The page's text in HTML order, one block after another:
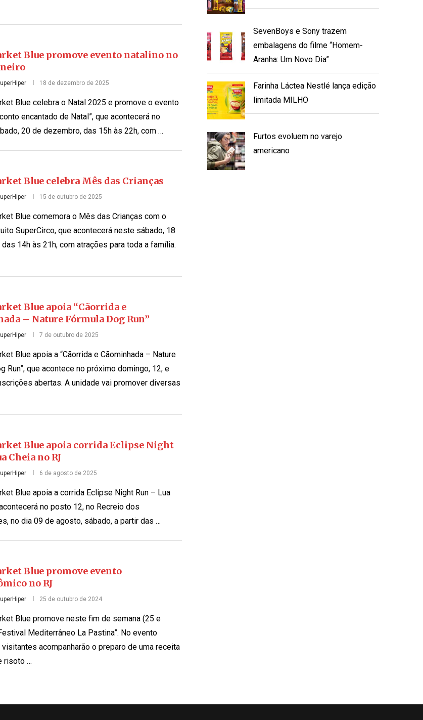
Blue promove evento natalino no
18 de dezembro de 2025
Blue celebra o Natal 2025 e promove o evento
encantado de Natal”, que acontecerá no
20 de dezembro, das 15h às 22h, com …
Blue celebra Mês das Crianças
15 de outubro de 2025
Blue comemora o Mês das Crianças com o
SuperCirco, que acontecerá neste sábado, 18
14h às 21h, com atrações para toda a família.
Blue apoia “Cãorrida e
– Nature Fórmula Dog Run”
7 de outubro de 2025
Blue apoia a “Cãorrida e Cãominhada – Nature
Run”, que acontece no próximo domingo, 12, e
abertas. A unidade vai promover diversas
Blue apoia corrida Eclipse Night
Cheia no RJ
6 de agosto de 2025
Blue apoia a corrida Eclipse Night Run – Lua
no posto 12, no Recreio dos
no dia 09 de agosto, sábado, a partir das …
Blue promove evento
no RJ
25 de outubro de 2024
Blue promove neste fim de semana (25 e
Mediterrâneo La Pastina”. No evento
acompanharão o preparo de uma receita
risoto …
SevenBoys e Sony trazem
embalagens do filme “Homem-
Aranha: Um Novo Dia”
Farinha Láctea Nestlé lança edição
limitada MILHO
Furtos evoluem no varejo
americano